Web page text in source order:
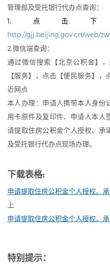
管理部及受托银行代办点查询：
1.点击下
http://gjj.beijing.gov.cn/web/
2.微信端查询：
通过微信搜索【北京公积金】
【服务】，点击【便民服务】
近网点
本人办理：申请人携带本人身份
用卡原件及复印件、申请人本人
请提取住房公积金个人授权、承
及受托银行代办点现场办理。
下载表格:
申请提取住房公积金个人授权、
上
申请提取住房公积金个人授权、
特别提示：